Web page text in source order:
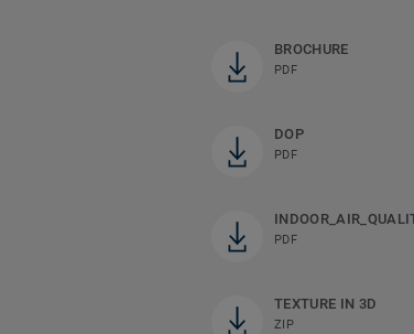
BROCHURE
PDF
DOP
PDF
PDF
TEXTURE IN 3D
ZIP